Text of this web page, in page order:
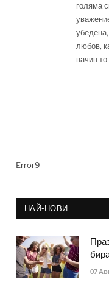
голяма
любов,
начин
Error9
НАЙ-НОВИ
07